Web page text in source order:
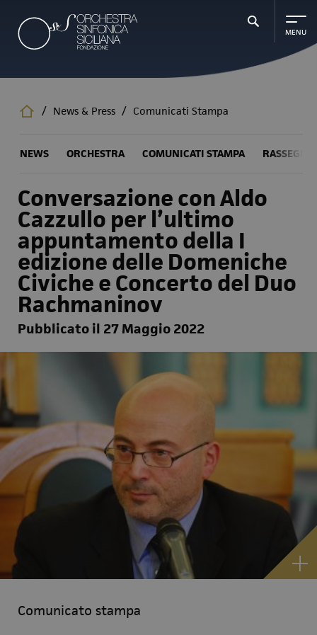
contenuto
principale
/ News & Press / Comunicati Stampa
NEWS ORCHESTRA COMUNICATI STAMPA
Conversazione con Aldo
Cazzullo per l’ultimo
appuntamento della I
edizione delle Domeniche
Civiche e Concerto del Duo
Rachmaninov
Pubblicato il 27 Maggio 2022
Comunicato stampa